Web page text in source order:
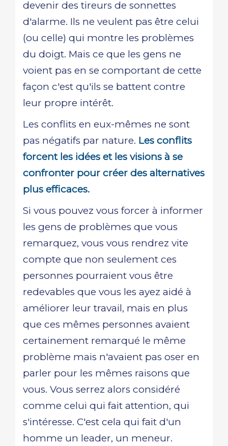
devenir des tireurs de sonnettes
d'alarme. Ils ne veulent pas être celui
(ou celle) qui montre les problèmes
du doigt. Mais ce que les gens ne
voient pas en se comportant de cette
façon c'est qu'ils se battent contre
leur propre intérêt.
Les conflits en eux-mêmes ne sont
pas négatifs par nature. Les conflits
forcent les idées et les visions à se
confronter pour créer des alternatives
plus efficaces.
Si vous pouvez vous forcer à informer
les gens de problèmes que vous
remarquez, vous vous rendrez vite
compte que non seulement ces
personnes pourraient vous être
redevables que vous les ayez aidé à
améliorer leur travail, mais en plus
que ces mêmes personnes avaient
certainement remarqué le même
problème mais n'avaient pas oser en
parler pour les mêmes raisons que
vous. Vous serrez alors considéré
comme celui qui fait attention, qui
s'intéresse. C'est cela qui fait d'un
homme un leader, un meneur.